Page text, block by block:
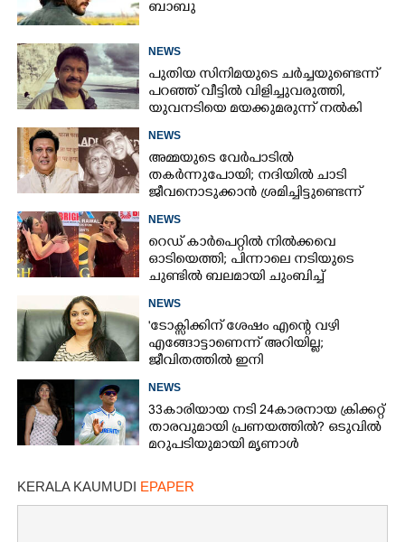
ബാബു
NEWS
പുതിയ സിനിമയുടെ ചർച്ചയുണ്ടെന്ന്
പറ‍‌ഞ്ഞ് വീട്ടിൽ വിളിച്ചുവരുത്തി,
യുവനടിയെ മയക്കുമരുന്ന് നൽകി
NEWS
അമ്മയുടെ വേർപാടിൽ
തകർന്നുപോയി; നദിയിൽ ചാടി
ജീവനൊടുക്കാൻ ശ്രമിച്ചിട്ടുണ്ടെന്ന്
NEWS
റെഡ് കാർപെറ്റിൽ നിൽക്കവെ
ഓടിയെത്തി; പിന്നാലെ നടിയുടെ
ചുണ്ടിൽ ബലമായി ചുംബിച്ച്
NEWS
'ടോക്സിക്കിന് ശേഷം എന്റെ വഴി
എങ്ങോട്ടാണെന്ന് അറിയില്ല;
ജീവിതത്തിൽ ഇനി
ഉള്ളിൽ ഉണ്ടായിരിക്കും'
NEWS
33കാരിയായ നടി 24കാരനായ ക്രിക്കറ്റ്
താരവുമായി പ്രണയത്തിൽ? ഒടുവിൽ
മറുപടിയുമായി മൃണാൾ
KERALA KAUMUDI EPAPER